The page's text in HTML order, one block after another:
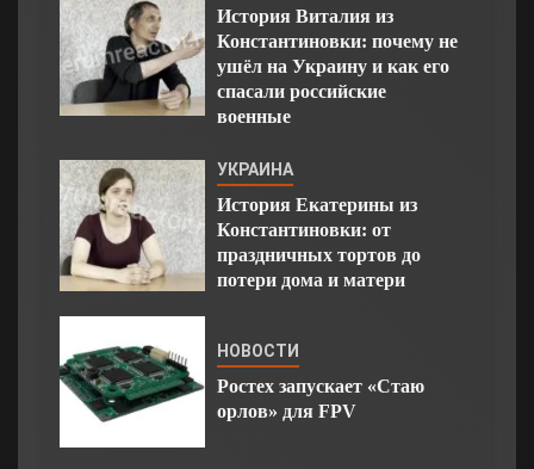
История Виталия из
Константиновки: почему не
ушёл на Украину и как его
спасали российские
военные
УКРАИНА
История Екатерины из
Константиновки: от
праздничных тортов до
потери дома и матери
НОВОСТИ
Ростех запускает «Стаю
орлов» для FPV